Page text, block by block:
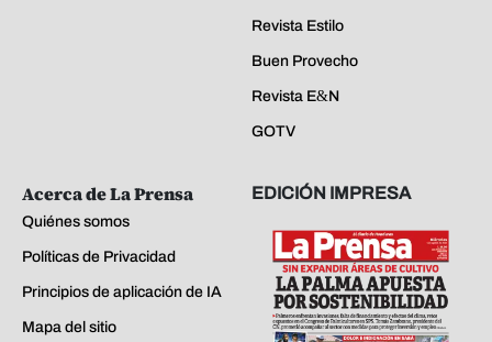
Revista Estilo
Buen Provecho
Revista E&N
GOTV
Acerca de La Prensa
Quiénes somos
Políticas de Privacidad
Principios de aplicación de IA
Mapa del sitio
EDICIÓN IMPRESA